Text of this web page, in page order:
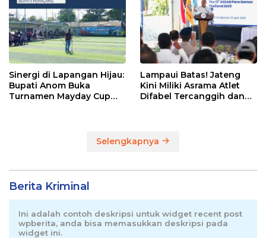
Sinergi di Lapangan Hijau:
Bupati Anom Buka
Turnamen Mayday Cup
Lampaui Batas! Jateng
Kini Miliki Asrama Atlet
Difabel Tercanggih dan
Selengkapnya
Berita Kriminal
Ini adalah contoh deskripsi untuk widget recent post
wpberita, anda bisa memasukkan deskripsi pada
widget ini.